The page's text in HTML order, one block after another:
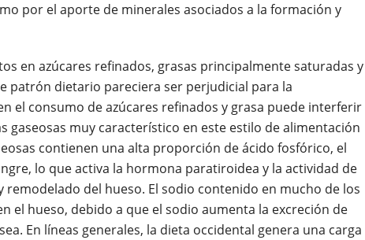
por el aporte de minerales asociados a la formación y
en azúcares refinados, grasas principalmente saturadas y
patrón dietario pareciera ser perjudicial para la
el consumo de azúcares refinados y grasa puede interferir
gaseosas muy característico en este estilo de alimentación
contienen una alta proporción de ácido fosfórico, el
lo que activa la hormona paratiroidea y la actividad de
del hueso. El sodio contenido en mucho de los
el hueso, debido a que el sodio aumenta la excreción de
En líneas generales, la dieta occidental genera una carga